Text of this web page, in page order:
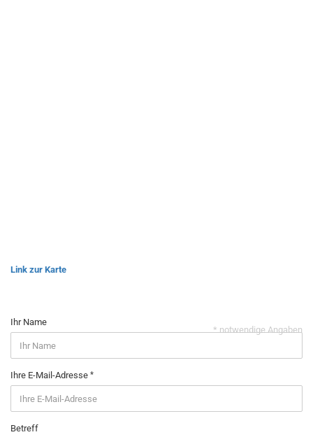
Link zur Karte
Ihr Name
Ihre E-Mail-Adresse
Betreff
* notwendige Angaben